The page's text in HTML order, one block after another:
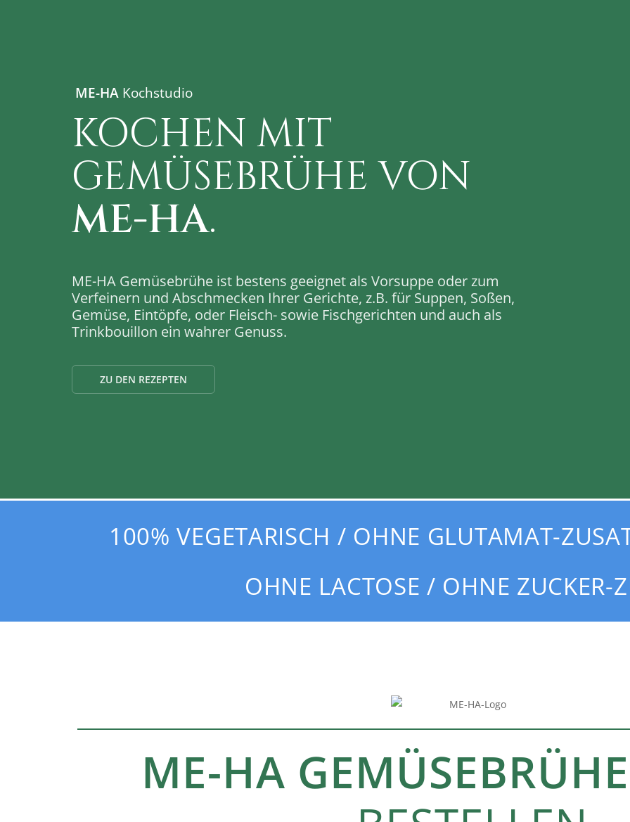
ME-HA Kochstudio
KOCHEN MIT
GEMÜSEBRÜHE VON
ME-HA.
ME-HA Gemüsebrühe ist bestens geeignet als Vorsuppe oder zum
Verfeinern und Abschmecken Ihrer Gerichte, z.B. für Suppen, Soßen,
Gemüse, Eintöpfe, oder Fleisch- sowie Fischgerichten und auch als
Trinkbouillon ein wahrer Genuss.
ZU DEN REZEPTEN
100% VEGETARISCH / OHNE GLUTAMAT-
OHNE LACTOSE / OHNE ZUCKER-
ME-HA GEMÜSEBRÜHE